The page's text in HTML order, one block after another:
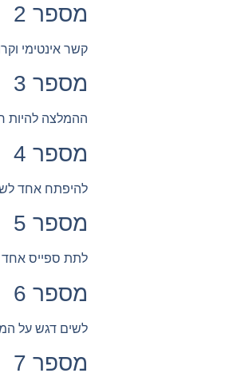
מספר 2
קשר אינטימי
מספר 3
ההמלצה להיות
מספר 4
להיפתח אחד
מספר 5
לתת ספייס אחד
מספר 6
לשים דגש על
מספר 7